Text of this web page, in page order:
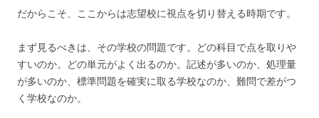
だからこそ、ここからは志望校に視点を切り替える時期です。
まず見るべきは、その学校の問題です。どの科目で点を取りや
すいのか。どの単元がよく出るのか。記述が多いのか、処理量
が多いのか、標準問題を確実に取る学校なのか、難問で差がつ
く学校なのか。